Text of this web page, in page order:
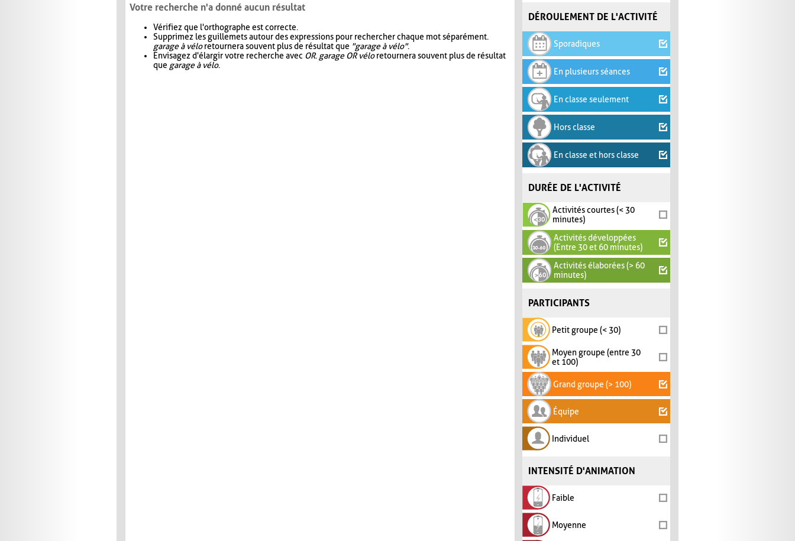
DÉROULEMENT DE L'ACTIVITÉ
Sporadiques
En plusieurs séances
En classe seulement
Hors classe
En classe et hors classe
DURÉE DE L'ACTIVITÉ
Activités courtes (< 30
minutes)
Activités développées
(Entre 30 et 60 minutes)
Activités élaborées (> 60
minutes)
PARTICIPANTS
Petit groupe (< 30)
Moyen groupe (entre 30
et 100)
Grand groupe (> 100)
Équipe
Individuel
INTENSITÉ D'ANIMATION
Faible
Moyenne
Votre recherche n'a donné aucun résultat
Vérifiez que l'orthographe est correcte.
Supprimez les guillemets autour des expressions pour rechercher chaque mot séparément.
garage à véloretournera souvent plus de résultat que "garage à vélo".
Envisagez d'élargir votre recherche avec OR. garage OR véloretournera souvent plus de résultat
que garage à vélo.